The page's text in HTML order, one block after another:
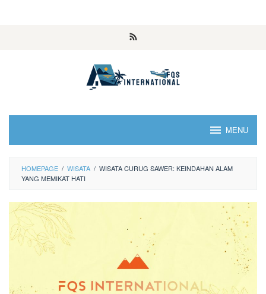
MENU
HOMEPAGE / WISATA / WISATA CURUG SAWER: KEINDAHAN ALAM
YANG MEMIKAT HATI